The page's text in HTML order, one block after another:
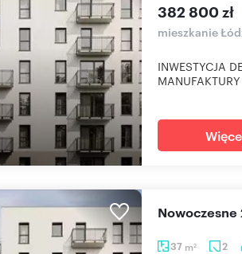
382 800 zł
mieszkanie
INWESTYCJA
37 m2 2